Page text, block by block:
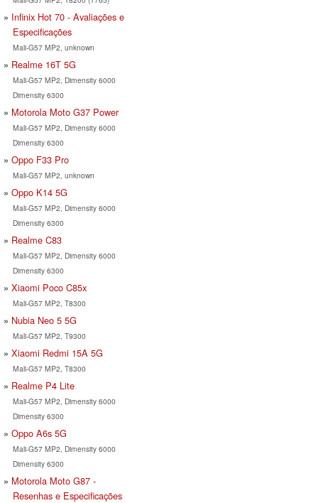
Infinix Hot 70 - Avaliações e
Especificações
Mali-G57 MP2, unknown
Realme 16T 5G
Mali-G57 MP2, Dimensity 6000
Dimensity 6300
Motorola Moto G37 Power
Mali-G57 MP2, Dimensity 6000
Dimensity 6300
Oppo F33 Pro
Mali-G57 MP2, unknown
Oppo K14 5G
Mali-G57 MP2, Dimensity 6000
Dimensity 6300
Realme C83
Mali-G57 MP2, Dimensity 6000
Dimensity 6300
Xiaomi Poco C85x
Mali-G57 MP2, T8300
Nubia Neo 5 5G
Mali-G57 MP2, T9300
Xiaomi Redmi 15A 5G
Mali-G57 MP2, T8300
Realme P4 Lite
Mali-G57 MP2, Dimensity 6000
Dimensity 6300
Oppo A6s 5G
Mali-G57 MP2, Dimensity 6000
Dimensity 6300
Motorola Moto G87 -
Resenhas e Especificações